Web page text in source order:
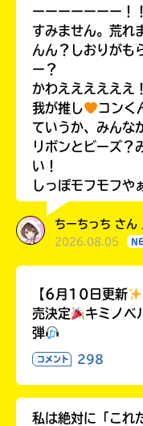
ーーーーーーー！
すみません。荒れ
んん？しおりがも
ー？
かわええええええ！
我が推し
コンく
ていうか、みんな
リボンとビーズ？
い！
しっぽモフモフや
ちーちっち さ
2026.08.05
【6月10日更新
売決定
キミノベ
弾
コメント 298
私は絶対に「これ